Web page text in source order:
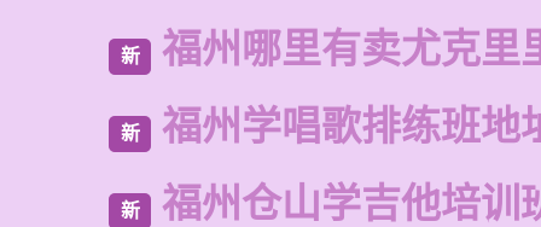
新 福州哪里有卖尤克里
新 福州学唱歌排练班地
新 福州仓山学吉他培训